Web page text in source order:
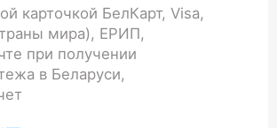
карточкой БелКарт, Visa,
мира), ЕРИП,
при получении
в Беларуси,